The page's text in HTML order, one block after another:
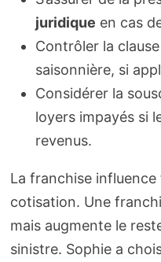
juridique en cas
Contrôler la
saisonnière, si
Considérer la
loyers impayés si
revenus.
La franchise
cotisation. Une
mais augmente le
sinistre. Sophie a